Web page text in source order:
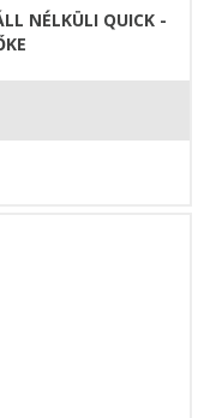
NÉLKÜLI QUICK -